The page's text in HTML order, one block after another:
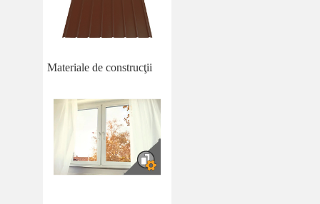
Materiale de construcţii